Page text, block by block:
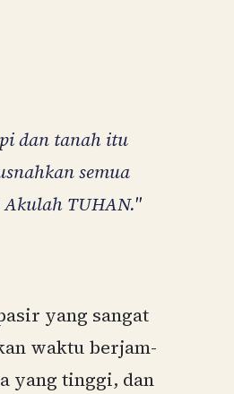
dan tanah itu
semua
Akulah TUHAN."
yang sangat
waktu berjam-
yang tinggi, dan